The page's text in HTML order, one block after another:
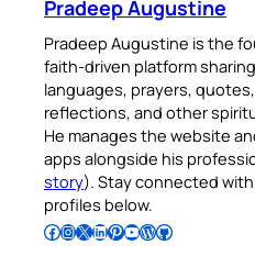
Pradeep Augustine
Pradeep Augustine is the
faith-driven platform
languages, prayers,
reflections, and other
He manages the website
apps alongside his
story). Stay connected
profiles below.
Follow Pradeep on Facebook Follow Pradeep on InstagramFollow Pradeep on X Follow Pradeep on LinkedIn Follow Pradeep on Pinterest Subscribe to Pradeep’s Youtube Channel Follow Pradeep on WordPress Follow Pradeep on GitHub